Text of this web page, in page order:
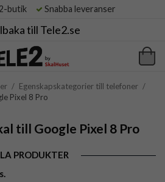
butik Snabba leveranser
till Tele2.se
/ Egenskapskategorier till telefoner /
Pixel 8 Pro
till Google Pixel 8 Pro
PRODUKTER